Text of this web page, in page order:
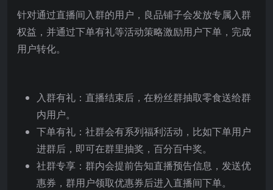
针对通过直播间入群的用户，良品铺子会发放专属入群
权益，并通过下单有礼等活动策略激励用户下单，完成
用户转化。
入群有礼：直播结束后，在粉丝群抽取零食送给群
内用户。
下单有礼：社群会有系列福利活动，比如下单用户
进群后，即可在群里抽奖，百分百中奖。
社群专享：群内会提前告知直播预告信息，发送优
惠券，群用户领取优惠券后进入直播间下单。